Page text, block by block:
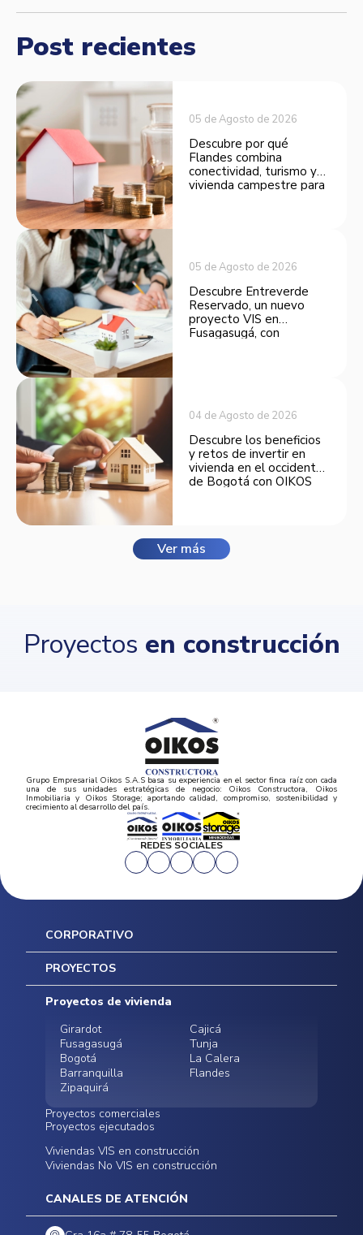
Post recientes
05 de Agosto de 2026
Descubre por qué
Flandes combina
conectividad, turismo y
vivienda campestre para
05 de Agosto de 2026
Descubre Entreverde
Reservado, un nuevo
proyecto VIS en
Fusagasugá, con
04 de Agosto de 2026
Descubre los beneficios
y retos de invertir en
vivienda en el occidente
de Bogotá con OIKOS
Ver más
Proyectos en construcción
Grupo Empresarial Oikos S.A.S basa su experiencia en el sector finca raíz con cada
una de sus unidades estratégicas de negocio: Oikos Constructora, Oikos
Inmobiliaria y Oikos Storage; aportando calidad, compromiso, sostenibilidad y
crecimiento al desarrollo del país.
REDES SOCIALES
CORPORATIVO
Inicio
Mapa del sitio
Postventas
Contratación Directa
Noticias
PROYECTOS
Proyectos de vivienda
Girardot
Cajicá
Fusagasugá
Tunja
Bogotá
La Calera
Barranquilla
Flandes
Zipaquirá
Proyectos comerciales
Funza
Infinitum Zentral
Bodegas - ALMAX
Centro Comercial
Proyectos ejecutados
Conoce nuestros
proyectos ejecutados
Viviendas VIS en construcción
Viviendas No VIS en construcción
CANALES DE ATENCIÓN